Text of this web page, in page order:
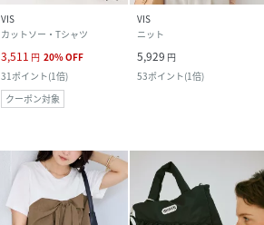
VIS
カットソー・Tシャツ
3,511 円 20%OFF
31ポイント(1倍)
クーポン対象
VIS
ニット
5,929 円
53ポイント(1倍)